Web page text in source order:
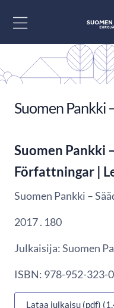
Suomen Pankki
Suomen Pankki
Författningar |
Suomen Pankki –
2017 . 180
Julkaisija: Suomen
ISBN: 978-952-323-
Lataa julkaisu (pdf)